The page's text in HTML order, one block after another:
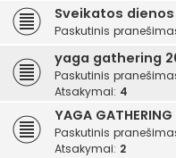
Sveikatos dienos
Paskutinis
yaga gathering
Paskutinis
Atsakymai: 4
YAGA GATHERING
Paskutinis
Atsakymai: 2